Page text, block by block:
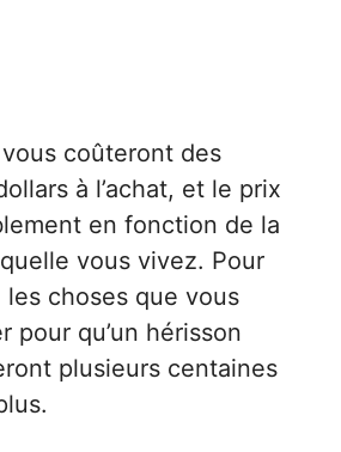
coûteront des
à l’achat, et le prix
en fonction de la
vous vivez. Pour
les choses que vous
pour qu’un hérisson
plusieurs centaines